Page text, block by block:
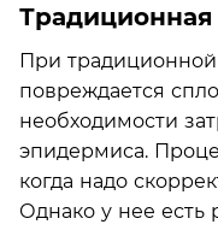
При
повреждается
необходимости
эпидермиса.
когда надо
Однако у нее есть